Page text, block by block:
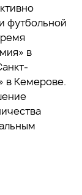
футбольной
в
в Кемерове.